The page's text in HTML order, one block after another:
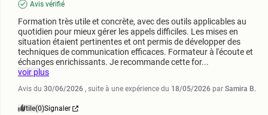
Avis vérifié
Formation très utile et concrète, avec des outils applicables au
quotidien pour mieux gérer les appels difficiles. Les mises en
situation étaient pertinentes et ont permis de développer des
techniques de communication efficaces. Formateur à l'écoute et
échanges enrichissants. Je recommande cette for...
voir plus
Avis du 30/06/2026 , suite à une expérience du 18/05/2026 par Samira B.
Utile(0)Signaler